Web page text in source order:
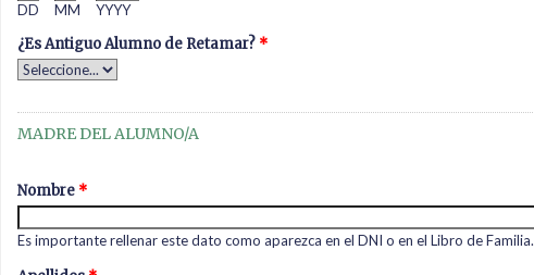
DD MM YYYY
¿Es Antiguo Alumno de Retamar? *
MADRE DEL ALUMNO/A
Nombre *
Es importante rellenar este dato como aparezca en el DNI o en el Libro de Familia.